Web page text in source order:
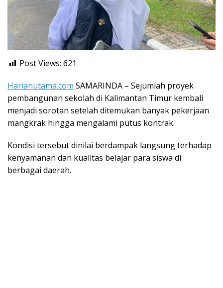
Post Views: 621
Harianutama.com SAMARINDA – Sejumlah proyek
pembangunan sekolah di Kalimantan Timur kembali
menjadi sorotan setelah ditemukan banyak pekerjaan
mangkrak hingga mengalami putus kontrak.
Kondisi tersebut dinilai berdampak langsung terhadap
kenyamanan dan kualitas belajar para siswa di
berbagai daerah.